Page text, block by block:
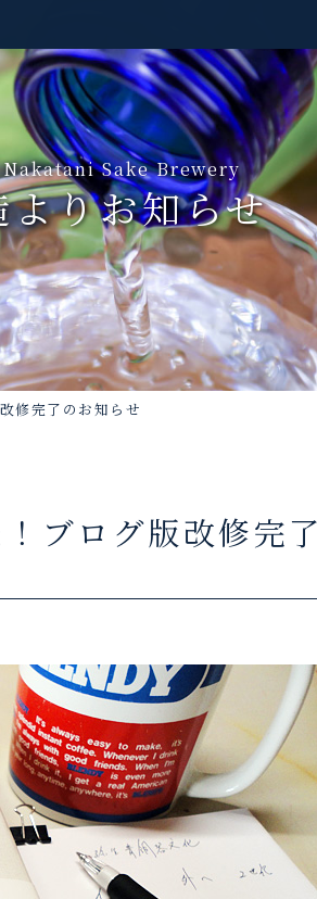
Sake Brewery
りお知らせ
修完了のお知らせ
ブログ版改修完了